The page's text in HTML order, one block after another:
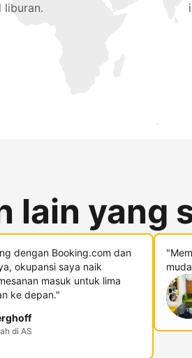
liburan.
lain yang
dengan Booking.com dan
okupansi saya naik
masuk untuk lima
ke depan."
di AS